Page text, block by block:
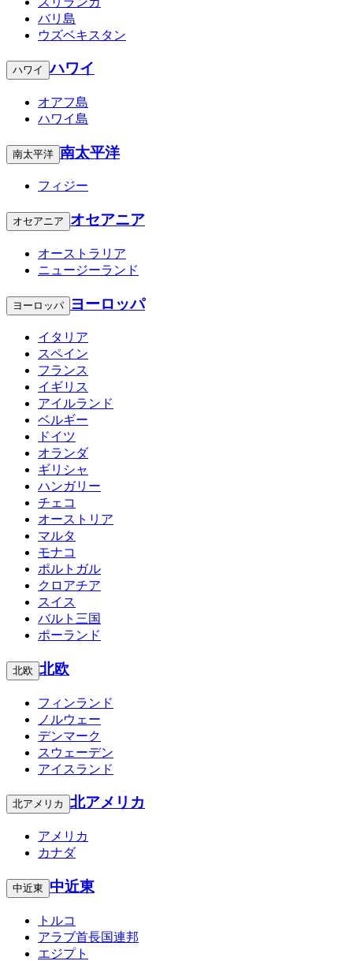
バリ島
ウズベキスタン
ハワイ ハワイ
オアフ島
ハワイ島
南太平洋 南太平洋
フィジー
オセアニア オセアニア
オーストラリア
ニュージーランド
ヨーロッパ ヨーロッパ
イタリア
スペイン
フランス
イギリス
アイルランド
ベルギー
ドイツ
オランダ
ギリシャ
ハンガリー
チェコ
オーストリア
マルタ
モナコ
ポルトガル
クロアチア
スイス
バルト三国
ポーランド
北欧 北欧
フィンランド
ノルウェー
デンマーク
スウェーデン
アイスランド
北アメリカ 北アメリカ
アメリカ
カナダ
中近東 中近東
トルコ
アラブ首長国連邦
エジプト